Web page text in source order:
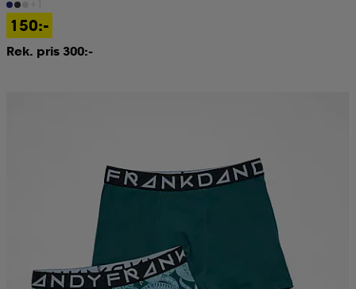
150:-
Rek. pris 300:-